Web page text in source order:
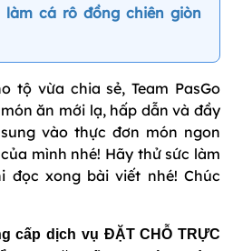
làm cá rô đồng chiên giòn
tộ vừa chia sẻ, Team PasGo
ăn mới lạ, hấp dẫn và đầy
vào thực đơn món ngon
mình nhé! Hãy thử sức làm
đọc xong bài viết nhé! Chúc
cấp dịch vụ ĐẶT CHỖ TRỰC